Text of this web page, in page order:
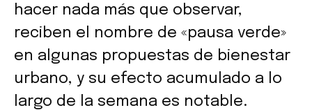
hacer nada más que observar,
reciben el nombre de «pausa verde»
en algunas propuestas de bienestar
urbano, y su efecto acumulado a lo
largo de la semana es notable.